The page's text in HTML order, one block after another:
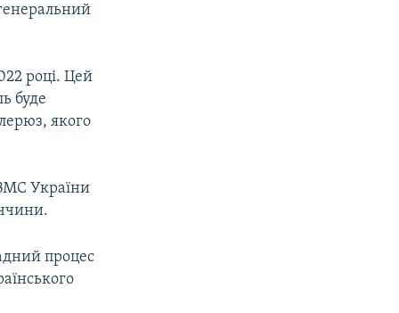
році. Цей
буде
якого
України
процес